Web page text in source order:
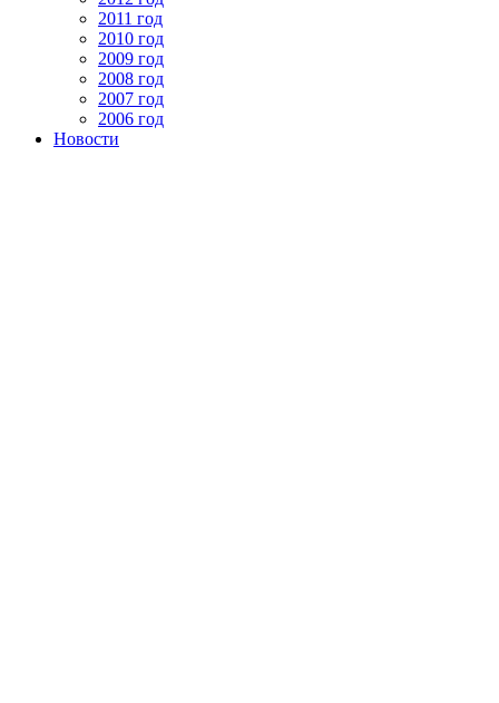
2011 год
2010 год
2009 год
2008 год
2007 год
2006 год
Новости